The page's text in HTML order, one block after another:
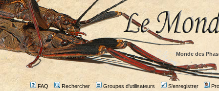
Monde des
FAQ Rechercher Groupes d'utilisateurs S'enregistrer